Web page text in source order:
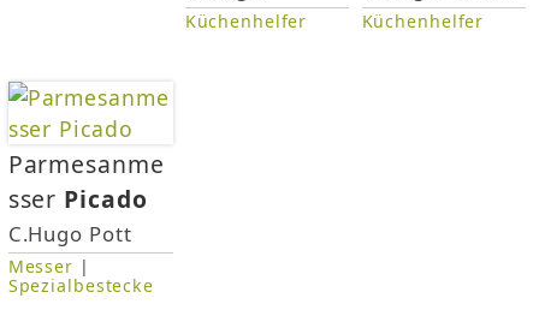
Küchenhelfer Küchenhelfer
Parmesanme
sser Picado
C.Hugo Pott
Messer |
Spezialbestecke